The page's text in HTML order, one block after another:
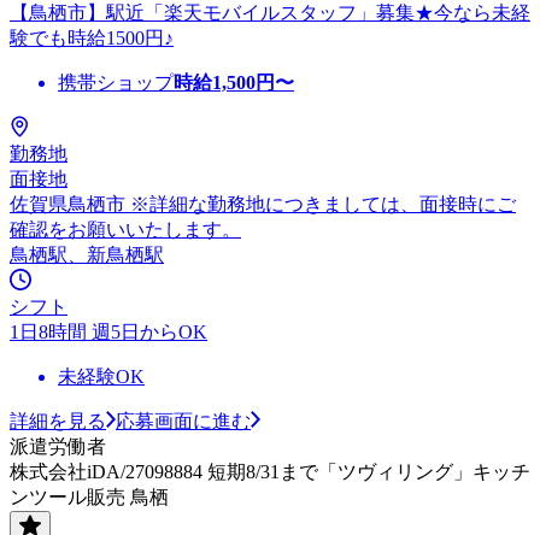
【鳥栖市】駅近「楽天モバイルスタッフ」募集★今なら未経
験でも時給1500円♪
携帯ショップ時給1,500円〜
勤務地
面接地
佐賀県鳥栖市 ※詳細な勤務地につきましては、面接時にご
確認をお願いいたします。
鳥栖駅、新鳥栖駅
シフト
1日8時間 週5日からOK
未経験OK
詳細を見る
応募画面に進む
派遣労働者
株式会社iDA/27098884 短期8/31まで「ツヴィリング」キッチ
ンツール販売 鳥栖